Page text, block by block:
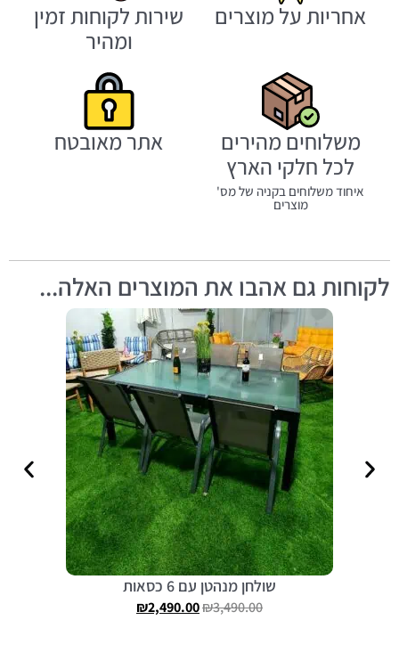
אחריות על מוצרים
שירות לקוחות זמין
ומהיר
משלוחים מהירים
לכל חלקי הארץ
איחוד משלוחים בקניה של מס'
מוצרים
אתר מאובטח
לקוחות גם אהבו את המוצרים האלה...
שולחן מנהטן עם 6 כסאות
₪3,490.00
₪2,490.00